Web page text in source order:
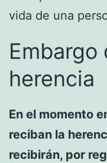
vida de una
Embargo
herencia
En el momento
reciban la
recibirán, por